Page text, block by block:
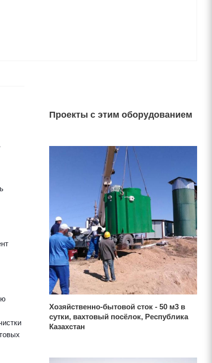
Проекты с этим оборудованием
Хозяйственно-бытовой сток - 50 м3 в
сутки, вахтовый посёлок, Республика
Казахстан